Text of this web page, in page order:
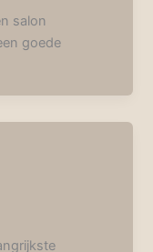
salon
goede